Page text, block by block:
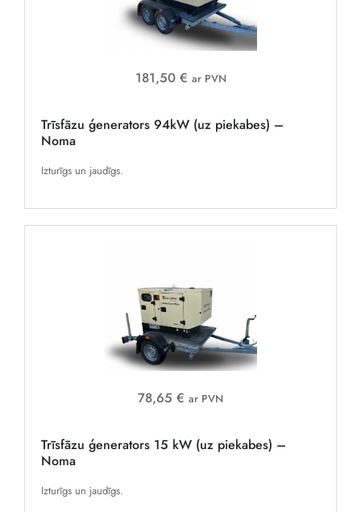
181,50 € ar PVN
Trīsfāzu ģenerators 94kW (uz piekabes) –
Noma
Izturīgs un jaudīgs.
78,65 € ar PVN
Trīsfāzu ģenerators 15 kW (uz piekabes) –
Noma
Izturīgs un jaudīgs.